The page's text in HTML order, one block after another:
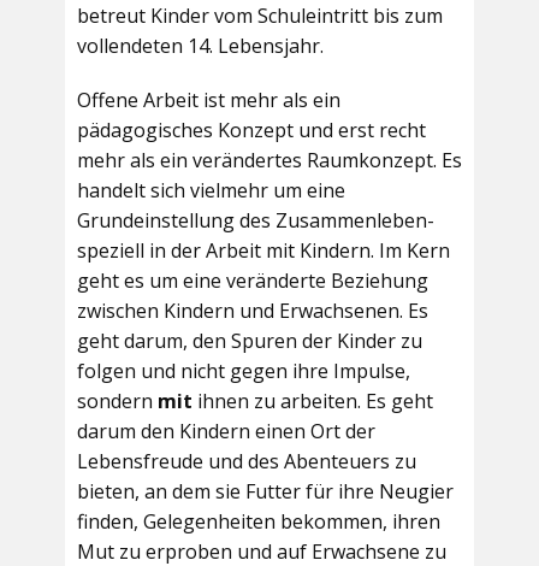
betreut Kinder vom Schuleintritt bis zum
vollendeten 14. Lebensjahr.
Offene Arbeit ist mehr als ein
pädagogisches Konzept und erst recht
mehr als ein verändertes Raumkonzept. Es
handelt sich vielmehr um eine
Grundeinstellung des Zusammenleben-
speziell in der Arbeit mit Kindern. Im Kern
geht es um eine veränderte Beziehung
zwischen Kindern und Erwachsenen. Es
geht darum, den Spuren der Kinder zu
folgen und nicht gegen ihre Impulse,
sondern mit ihnen zu arbeiten. Es geht
darum den Kindern einen Ort der
Lebensfreude und des Abenteuers zu
bieten, an dem sie Futter für ihre Neugier
finden, Gelegenheiten bekommen, ihren
Mut zu erproben und auf Erwachsene zu